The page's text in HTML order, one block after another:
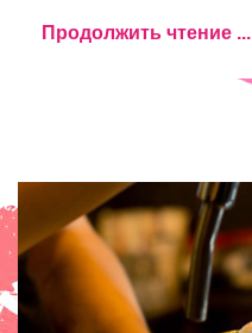
Продолжить чтение ...